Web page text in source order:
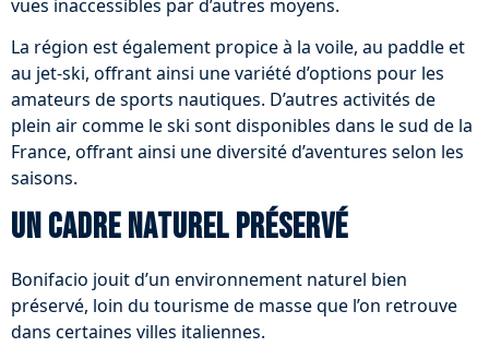
vues inaccessibles par d’autres moyens.
La région est également propice à la voile, au paddle et
au jet-ski, offrant ainsi une variété d’options pour les
amateurs de sports nautiques. D’autres activités de
plein air comme le ski sont disponibles dans le sud de la
France, offrant ainsi une diversité d’aventures selon les
saisons.
Un cadre naturel préservé
Bonifacio jouit d’un environnement naturel bien
préservé, loin du tourisme de masse que l’on retrouve
dans certaines villes italiennes.